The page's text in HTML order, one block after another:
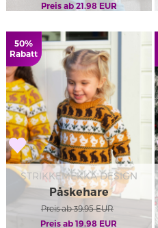
Preis ab 21.98EUR
50%
Rabatt
STRIKKEMEKKA DESIGN
Påskehare
Kinderpullover
Preis ab 39.95EUR
Preis ab 19.98 EUR